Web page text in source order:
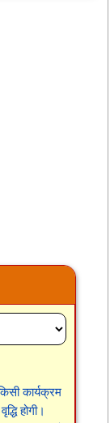
गए बयान पर
कार्यक्रम
होगी।